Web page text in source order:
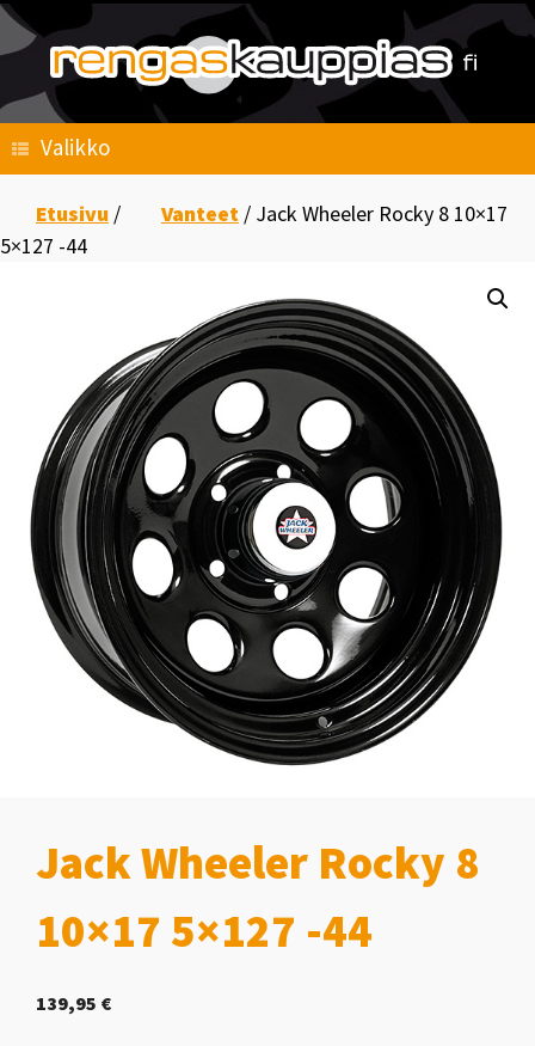
Skip
content
Valikko
Etusivu / Vanteet / Jack Wheeler Rocky 8 10×17
5×127 -44
Jack Wheeler Rocky 8
10×17 5×127 -44
139,95 €